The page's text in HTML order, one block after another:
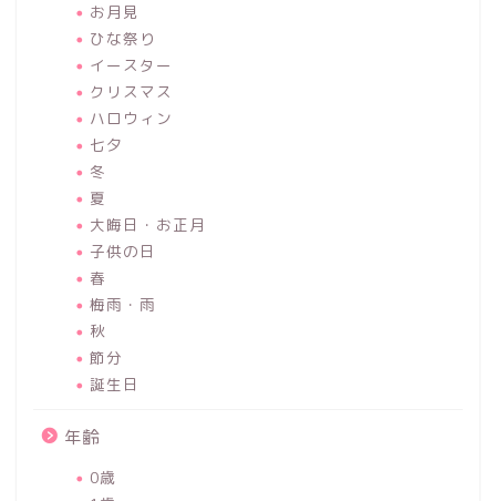
お月見
ひな祭り
イースター
クリスマス
ハロウィン
七夕
冬
夏
大晦日・お正月
子供の日
春
梅雨・雨
秋
節分
誕生日
年齢
0歳